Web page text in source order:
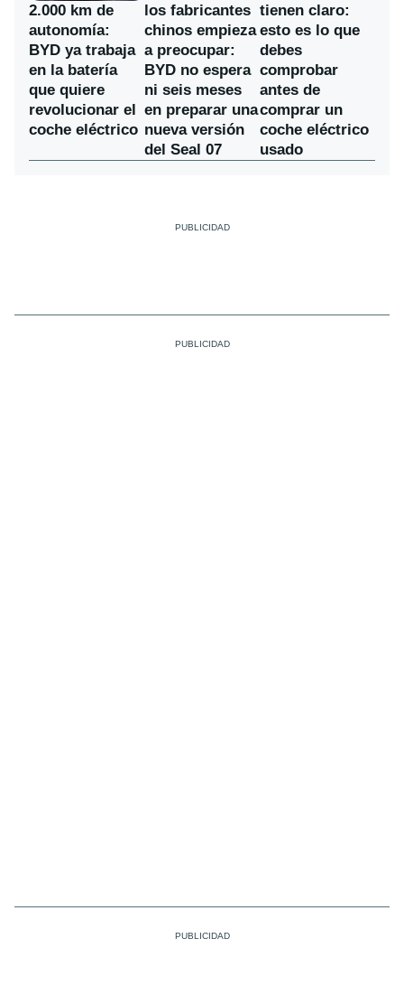
2.000 km de
autonomía:
BYD ya trabaja
en la batería
que quiere
revolucionar el
coche eléctrico
los fabricantes
chinos empieza
a preocupar:
BYD no espera
ni seis meses
en preparar una
nueva versión
del Seal 07
tienen claro:
esto es lo que
debes
comprobar
antes de
comprar un
coche eléctrico
usado